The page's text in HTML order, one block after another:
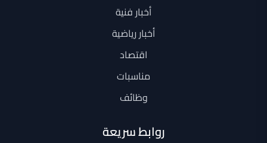
أخبار فنية
أخبار رياضية
اقتصاد
مناسبات
وظائف
روابط سريعة